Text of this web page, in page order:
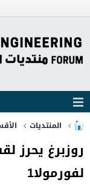
المنتديات
روزبرغ يحرز
لفورمولا1